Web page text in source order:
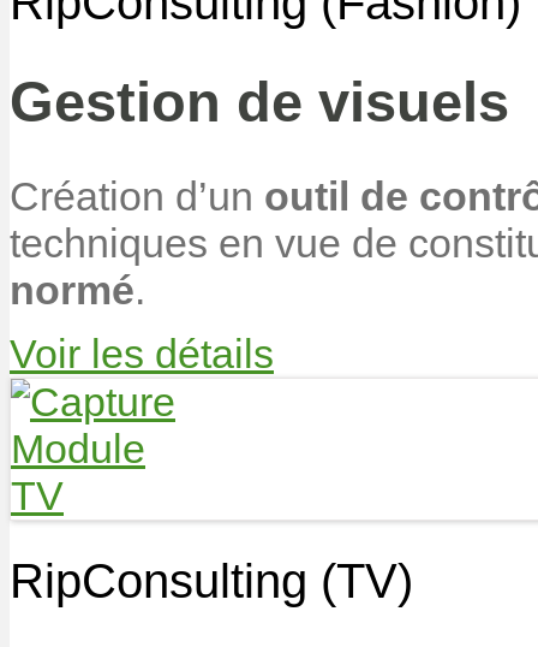
Gestion de visuels
Création d’un outil de
techniques en vue de
normé.
Voir les détails
RipConsulting (TV)